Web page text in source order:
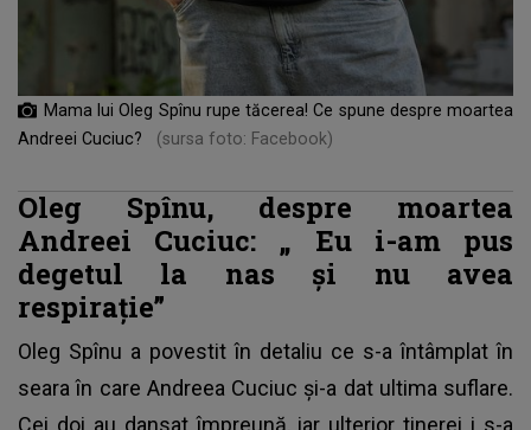
Mama lui Oleg Spînu rupe tăcerea! Ce spune despre moartea
Andreei Cuciuc?
(sursa foto: Facebook)
Oleg Spînu, despre moartea
Andreei Cuciuc: „ Eu i-am pus
degetul la nas și nu avea
respirație”
Oleg Spînu a povestit în detaliu ce s-a întâmplat în
seara în care Andreea Cuciuc și-a dat ultima suflare.
Cei doi au dansat împreună, iar ulterior tinerei i s-a